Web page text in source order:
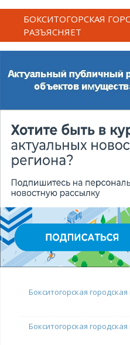
БОКСИТОГОРСКАЯ
РАЗЪЯСНЯЕТ
Бокситогорская
Бокситогорская